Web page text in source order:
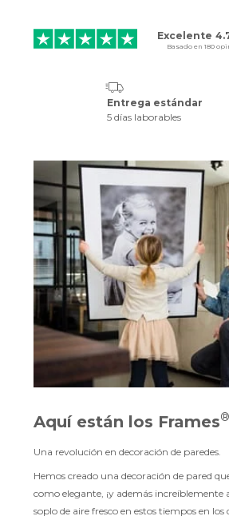
Excelente
Basado en 180
Entrega estándar
5 días laborables
Aquí están los Frames®
Una revolución en decoración de paredes.
Hemos creado una decoración de pared
como elegante, ¡y además increíblemente
soplo de aire fresco en estos tiempos en los